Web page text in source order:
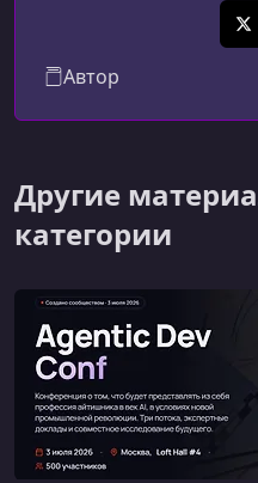
профессионалов из
опытом
на самые актуальные
X
Автор
Другие
категории